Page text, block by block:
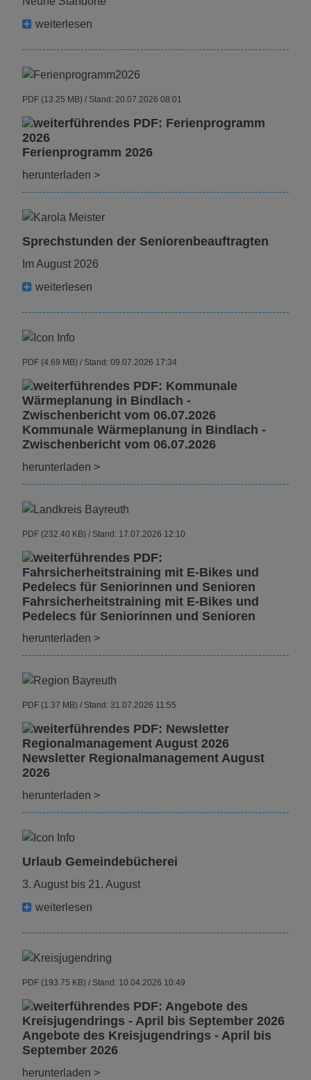
weiterlesen
PDF (13.25 MB) Stand: 20.07.2026 08:01
Ferienprogramm 2026
herunterladen >
Sprechstunden der Seniorenbeauftragten
im August 2026
weiterlesen
PDF (4.69 MB) Stand: 09.07.2026 17:34
Kommunale Wärmeplanung in Bindlach -
Zwischenbericht vom 06.07.2026
herunterladen >
PDF (232.40 KB) Stand: 17.07.2026 12:10
Fahrsicherheitstraining mit E-Bikes und
Pedelecs für Seniorinnen und Senioren
herunterladen >
PDF (1.37 MB) Stand: 31.07.2026 11:55
Newsletter Regionalmanagement August
2026
herunterladen >
Urlaub Gemeindebücherei
3. August bis 21. August
weiterlesen
PDF (193.75 KB) Stand: 10.04.2026 10:49
Angebote des Kreisjugendrings - April bis
September 2026
herunterladen >